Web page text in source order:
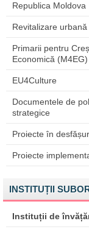
Republica Moldova
Revitalizare urbană
Primarii pentru
Economică (M4EG)
EU4Culture
Documentele de
strategice
Proiecte în
Proiecte
INSTITUȚII
Instituții de